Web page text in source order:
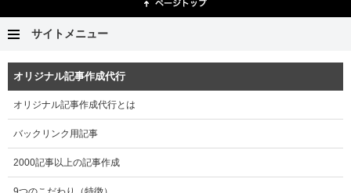
サイトメニュー
オリジナル記事作成代行
オリジナル記事作成代行とは
バックリンク用記事
2000記事以上の記事作成